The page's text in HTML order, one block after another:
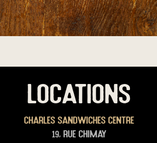
LOCATIONS
Charles Sandwiches Centre
19, rue Chimay